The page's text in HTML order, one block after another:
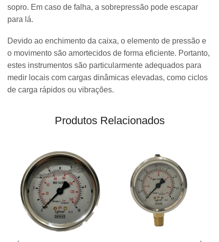
sopro. Em caso de falha, a sobrepressão pode escapar
para lá.
Devido ao enchimento da caixa, o elemento de pressão e
o movimento são amortecidos de forma eficiente. Portanto,
estes instrumentos são particularmente adequados para
medir locais com cargas dinâmicas elevadas, como ciclos
de carga rápidos ou vibrações.
Produtos Relacionados